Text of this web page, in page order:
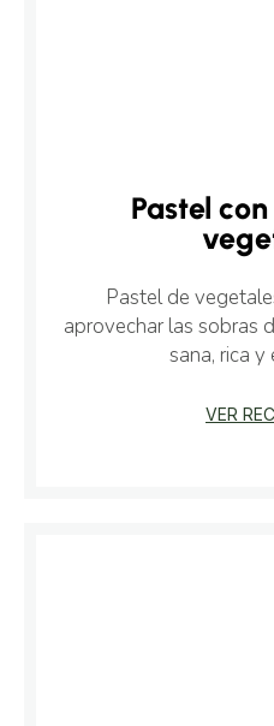
Pastel
Pastel de
aprovechar las sobras
sana, rica y
VER